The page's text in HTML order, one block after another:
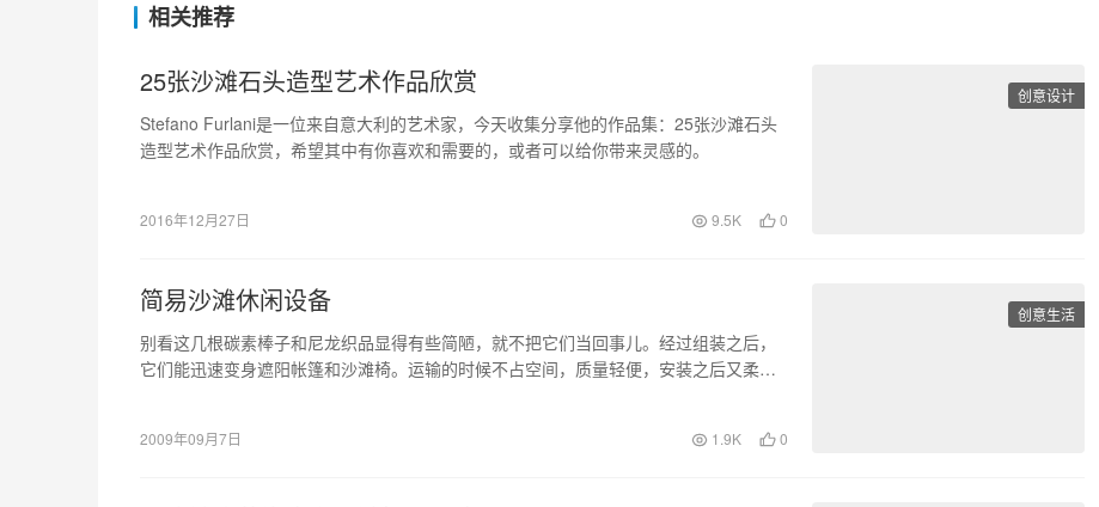
相关推荐
创意设计
25张沙滩石头造型艺术作品欣赏
Stefano Furlani是一位来自意大利的艺术家，今天收集分享他的作品集：25张沙滩石头
造型艺术作品欣赏，希望其中有你喜欢和需要的，或者可以给你带来灵感的。
2016年12月27日 9.5K 0
创意生活
简易沙滩休闲设备
别看这几根碳素棒子和尼龙织品显得有些简陋，就不把它们当回事儿。经过组装之后，
它们能迅速变身遮阳帐篷和沙滩椅。运输的时候不占空间，质量轻便，安装之后又柔软
2009年09月7日 1.9K 0